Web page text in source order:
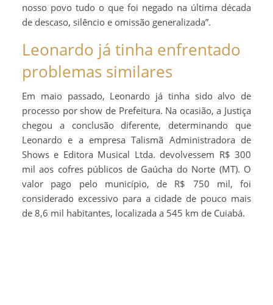
nosso povo tudo o que foi negado na última década
de descaso, silêncio e omissão generalizada”.
Leonardo já tinha enfrentado
problemas similares
Em maio passado, Leonardo já tinha sido alvo de
processo por show de Prefeitura. Na ocasião, a Justiça
chegou a conclusão diferente, determinando que
Leonardo e a empresa Talismã Administradora de
Shows e Editora Musical Ltda. devolvessem R$ 300
mil aos cofres públicos de Gaúcha do Norte (MT). O
valor pago pelo município, de R$ 750 mil, foi
considerado excessivo para a cidade de pouco mais
de 8,6 mil habitantes, localizada a 545 km de Cuiabá.